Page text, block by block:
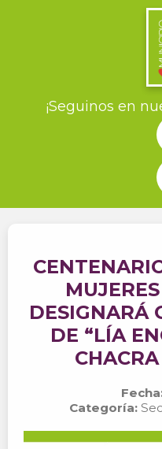
¡Seguinos en
DESIGNARÁ
DE “LÍA
Categoría: